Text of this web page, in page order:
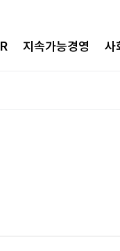
지속가능경영 사